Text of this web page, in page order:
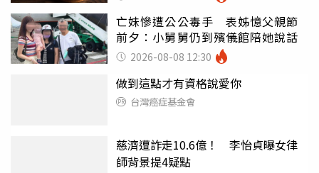
亡妹慘遭公公毒手 表姊憶父親節
前夕：小舅舅仍到殯儀館陪她說話
2026-08-08 12:30
做到這點才有資格說愛你
台灣癌症基金會
慈濟遭詐走10.6億！ 李怡貞曝女律
師背景提4疑點